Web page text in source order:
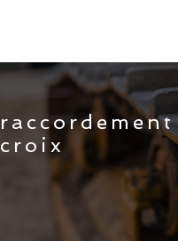
croix